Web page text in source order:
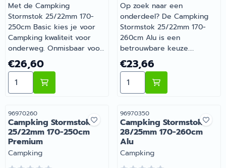
Met de Campking
Stormstok 25/22mm 170-
250cm Basic kies je voor
Campking kwaliteit voor
onderweg. Onmisbaar voor
wie comfortabel op pad
gaat met de camper of
caravan. Barsema Recreatie
levert camper-, caravan- en
deskundig advies.
Prijs: 26,60
€26,60
Aantal kiezen voor Campking Stormstok 25/22mm
Op zoek naar een
onderdeel? De Campking
Stormstok 25/22mm 170-
260cm Alu is een
betrouwbare keuze.
Onmisbaar voor wie
comfortabel op pad gaat
met de camper of caravan.
Bestel dit onderdeel
Barsema Recreatie, jouw
recreatiespecialist.
Prijs: 23,66
€23,66
Aantal kiezen voor
Artikelnummer
96970260
Campking Stormstok
25/22mm 170-250cm
Premium
Merk:
Campking
Artikelnummer
96970350
Campking Stormstok
28/25mm 170-260cm
Alu
Merk:
Campking